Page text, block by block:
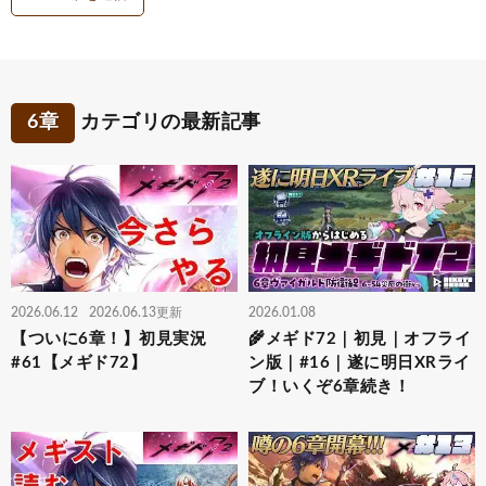
6章 カテゴリの最新記事
2026.06.12 2026.06.13更新
【ついに6章！】初見実況
#61【メギド72】
2026.01.08
🌾メギド72｜初見｜オフライ
ン版｜#16｜遂に明日XRライ
ブ！いくぞ6章続き！